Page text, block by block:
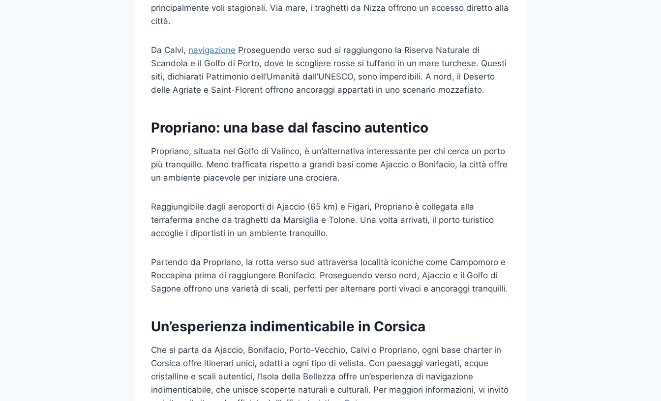
principalmente voli stagionali. Via mare, i traghetti da Nizza offrono un accesso diretto alla
città.
Da Calvi, navigazione Proseguendo verso sud si raggiungono la Riserva Naturale di
Scandola e il Golfo di Porto, dove le scogliere rosse si tuffano in un mare turchese. Questi
siti, dichiarati Patrimonio dell’Umanità dall’UNESCO, sono imperdibili. A nord, il Deserto
delle Agriate e Saint-Florent offrono ancoraggi appartati in uno scenario mozzafiato.
Propriano: una base dal fascino autentico
Propriano, situata nel Golfo di Valinco, è un’alternativa interessante per chi cerca un porto
più tranquillo. Meno trafficata rispetto a grandi basi come Ajaccio o Bonifacio, la città offre
un ambiente piacevole per iniziare una crociera.
Raggiungibile dagli aeroporti di Ajaccio (65 km) e Figari, Propriano è collegata alla
terraferma anche da traghetti da Marsiglia e Tolone. Una volta arrivati, il porto turistico
accoglie i diportisti in un ambiente tranquillo.
Partendo da Propriano, la rotta verso sud attraversa località iconiche come Campomoro e
Roccapina prima di raggiungere Bonifacio. Proseguendo verso nord, Ajaccio e il Golfo di
Sagone offrono una varietà di scali, perfetti per alternare porti vivaci e ancoraggi tranquilli.
Un’esperienza indimenticabile in Corsica
Che si parta da Ajaccio, Bonifacio, Porto-Vecchio, Calvi o Propriano, ogni base charter in
Corsica offre itinerari unici, adatti a ogni tipo di velista. Con paesaggi variegati, acque
cristalline e scali autentici, l’Isola della Bellezza offre un’esperienza di navigazione
indimenticabile, che unisce scoperte naturali e culturali. Per maggiori informazioni, vi invito